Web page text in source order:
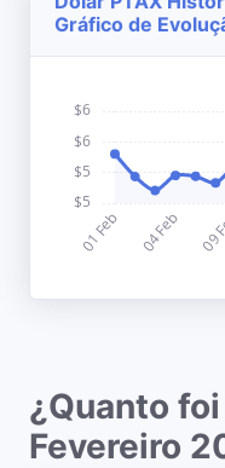
Gráfico de
¿Quanto
Fevereiro